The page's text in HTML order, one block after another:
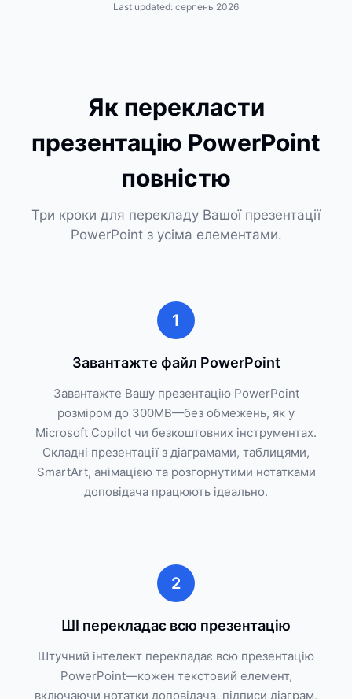
Last updated: серпень 2026
Як перекласти
презентацію PowerPoint
повністю
Три кроки для перекладу Вашої презентації
PowerPoint з усіма елементами.
1
Завантажте файл PowerPoint
Завантажте Вашу презентацію PowerPoint
розміром до 300MB—без обмежень, як у
Microsoft Copilot чи безкоштовних інструментах.
Складні презентації з діаграмами, таблицями,
SmartArt, анімацією та розгорнутими нотатками
доповідача працюють ідеально.
2
ШІ перекладає всю презентацію
Штучний інтелект перекладає всю презентацію
PowerPoint—кожен текстовий елемент,
включаючи нотатки доповідача, підписи діаграм,